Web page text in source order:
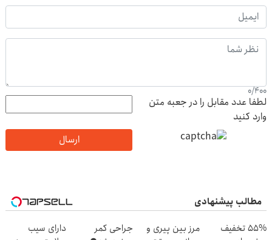
0/400
لطفا عدد مقابل را در جعبه متن
وارد کنید
ارسال
مطالب پیشنهادی
55% تخفیف
مرز بین پیری و
جراحی کمر
دارای سیب